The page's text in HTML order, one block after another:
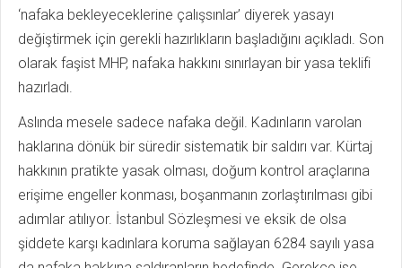
‘nafaka bekleyeceklerine çalışsınlar’ diyerek yasayı
değiştirmek için gerekli hazırlıkların başladığını açıkladı. Son
olarak faşist MHP, nafaka hakkını sınırlayan bir yasa teklifi
hazırladı.
Aslında mesele sadece nafaka değil. Kadınların varolan
haklarına dönük bir süredir sistematik bir saldırı var. Kürtaj
hakkının pratikte yasak olması, doğum kontrol araçlarına
erişime engeller konması, boşanmanın zorlaştırılması gibi
adımlar atılıyor. İstanbul Sözleşmesi ve eksik de olsa
şiddete karşı kadınlara koruma sağlayan 6284 sayılı yasa